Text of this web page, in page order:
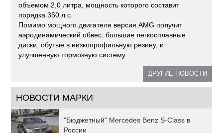
объемом 2,0 литра, мощность которого составит
порядка 350 л.с.
Помимо мощного двигателя версия AMG получит
аэродинамический обвес, большие легкосплавные
диски, обутые в низкопрофильную резину, и
улучшенную тормозную систему.
ДРУГИЕ НОВОСТИ
НОВОСТИ МАРКИ
"Бюджетный" Mercedes Benz S-Class в
России